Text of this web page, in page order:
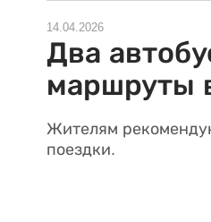
14.04.2026
Два
маршруты
Жителям
поездки.